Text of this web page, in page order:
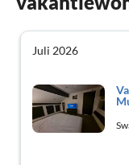
Juli 2026